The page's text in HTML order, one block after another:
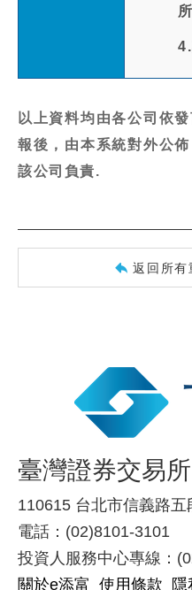
以上資料均由各公司依
報後，由本系統對外公
該公司負責.
返回所有
臺灣證券交易所
110615 台北市信義路
電話：(02)8101-3101
投資人服務中心專線：
關於e添富 使用條款